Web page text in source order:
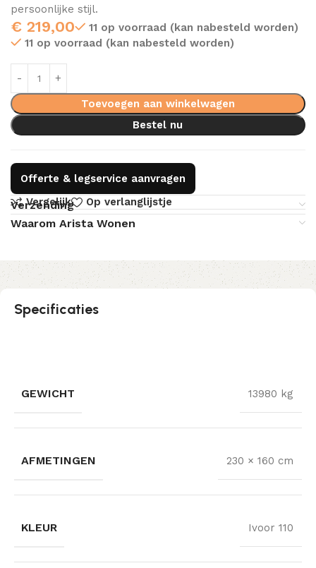
persoonlijke stijl.
€ 219,00
11 op voorraad (kan nabesteld worden)
11 op voorraad (kan nabesteld worden)
Toevoegen aan winkelwagen
Bestel nu
Offerte & legservice aanvragen
Vergelijk
Op verlanglijstje
Verzending
Waarom Arista Wonen
Specificaties
GEWICHT 13980 kg
AFMETINGEN 230 × 160 cm
KLEUR Ivoor 110